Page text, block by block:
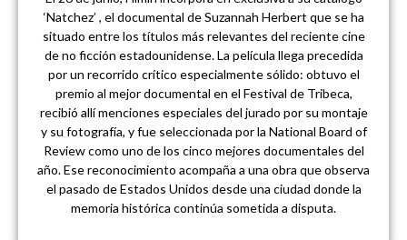
‘Natchez’ , el documental de Suzannah Herbert que se ha
situado entre los títulos más relevantes del reciente cine
de no ficción estadounidense. La película llega precedida
por un recorrido crítico especialmente sólido: obtuvo el
premio al mejor documental en el Festival de Tribeca,
recibió allí menciones especiales del jurado por su montaje
y su fotografía, y fue seleccionada por la National Board of
Review como uno de los cinco mejores documentales del
año. Ese reconocimiento acompaña a una obra que observa
el pasado de Estados Unidos desde una ciudad donde la
memoria histórica continúa sometida a disputa.